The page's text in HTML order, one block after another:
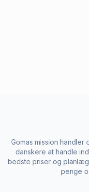
Gomas mission
danskere at handle
bedste priser og
penge